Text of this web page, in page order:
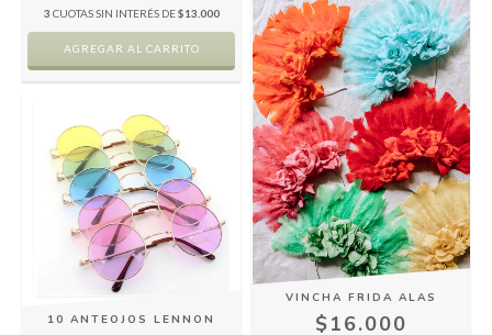
3 CUOTAS SIN INTERÉS DE$13.000
VINCHA FRIDA ALAS
$16.000
10 ANTEOJOS LENNON